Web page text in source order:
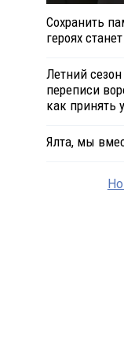
Сохранить
героях
Летний
переписи
как принять
Ялта, мы